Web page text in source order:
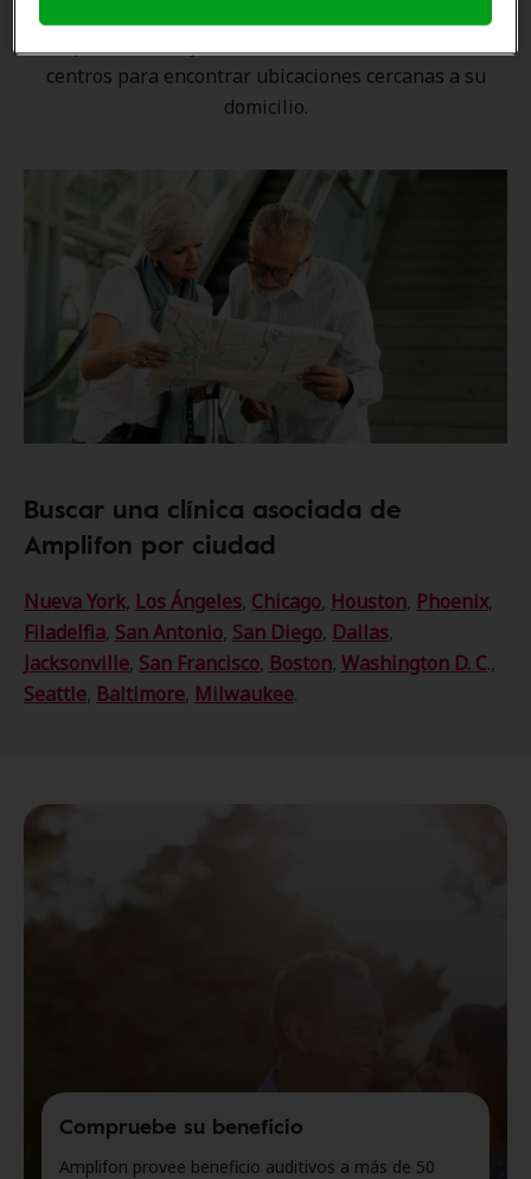
Gracias a nuestra
, ningún proveedor de
centros para encontrar ubicaciones cercanas a su
domicilio.
Buscar una clínica asociada de
Amplifon por ciudad
Nueva York, Los Ángeles, Chicago, Houston, Phoenix,
Filadelfia, San Antonio, San Diego, Dallas,
Jacksonville, San Francisco, Boston, Washington D. C.,
Seattle, Baltimore, Milwaukee.
Compruebe su beneficio
Amplifon provee beneficio auditivos a más de 50